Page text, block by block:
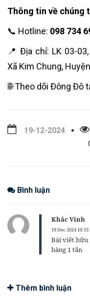
Thông tin về chúng
📞 Hotline: 098 734
📍 Địa chỉ: LK 03-
Xã Kim Chung,
🌐 Theo dõi Đông Đô
19-12-2024
Bình luận
Khắc Vinh
19 Dec 2024 10:33
Bài viết hữu
hàng 1 tấn
Thêm bình luận